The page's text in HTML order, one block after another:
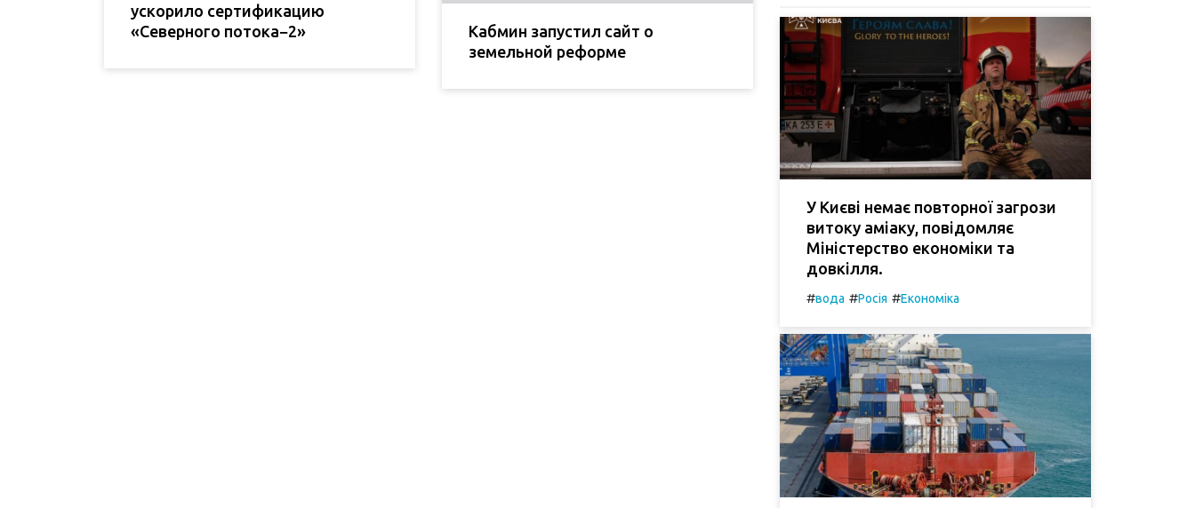
ускорило сертификацию
«Северного потока−2»
Кабмин запустил сайт о
земельной реформе
У Києві немає повторної загрози
витоку аміаку, повідомляє
Міністерство економіки та
довкілля.
#вода #Росія #Економіка